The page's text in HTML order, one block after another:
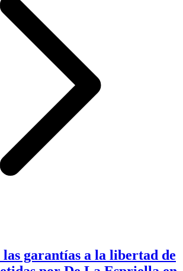
garantías a la libertad de